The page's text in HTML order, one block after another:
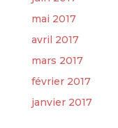
mai 2017
avril 2017
mars 2017
février 2017
janvier 2017